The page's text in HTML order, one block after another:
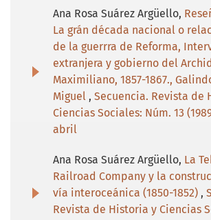
Ana Rosa Suárez Argüello,
La grán década nacional o
de la guerrra de Reforma,
extranjera y gobierno del
Maximiliano, 1857-1867.,
Miguel , Secuencia. Revista de
Ciencias Sociales: Núm. 13
abril
Ana Rosa Suárez Argüello, La
Railroad Company y la
vía interoceánica (1850-1852) ,
Revista de Historia y Ciencias